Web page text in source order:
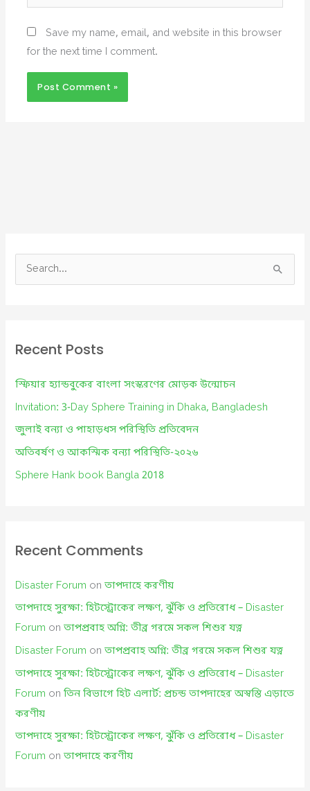
Save my name, email, and website in this browser
for the next time I comment.
e
c
f
o
r
Recent Posts
স্ফিয়ার হ্যান্ডবুকের বাংলা সংস্করণের মোড়ক উন্মোচন
Invitation: 3-Day Sphere Training in Dhaka, Bangladesh
জুলাই বন্যা ও পাহাড়ধস পরিস্থিতি প্রতিবেদন
অতিবর্ষণ ও আকস্মিক বন্যা পরিস্থিতি-২০২৬
Sphere Hank book Bangla 2018
Recent Comments
Disaster Forum onতাপদাহে করণীয়
তাপদাহে সুরক্ষা: হিটস্ট্রোকের লক্ষণ, ঝুঁকি ও প্রতিরোধ – Disaster
Forum onতাপপ্রবাহ অগ্নি: তীব্র গরমে সকল শিশুর যত্ন
Disaster Forum onতাপপ্রবাহ অগ্নি: তীব্র গরমে সকল শিশুর যত্ন
তাপদাহে সুরক্ষা: হিটস্ট্রোকের লক্ষণ, ঝুঁকি ও প্রতিরোধ – Disaster
Forum onতিন বিভাগে হিট এলার্ট: প্রচন্ড তাপদাহের অস্বস্তি এড়াতে
করণীয়
তাপদাহে সুরক্ষা: হিটস্ট্রোকের লক্ষণ, ঝুঁকি ও প্রতিরোধ – Disaster
Forum onতাপদাহে করণীয়